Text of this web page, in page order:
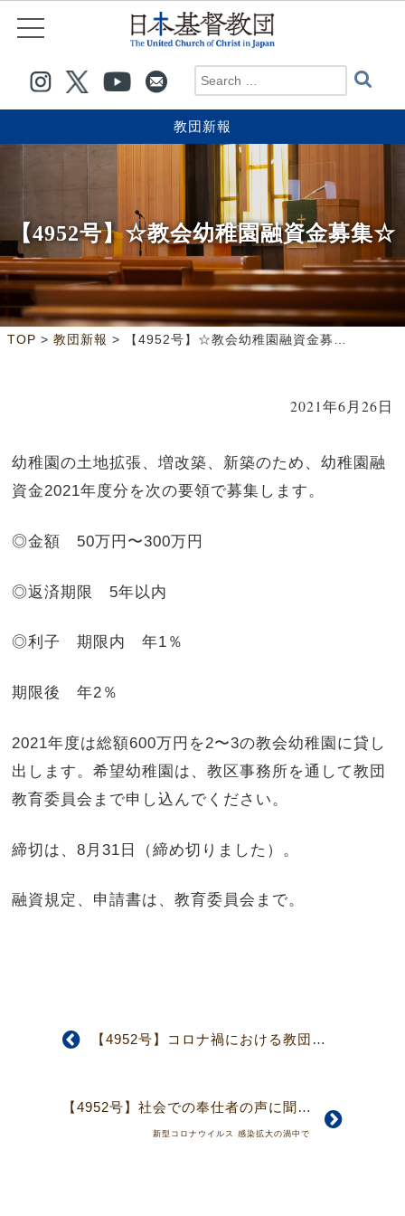
教団新報
【4952号】☆教会幼稚園融資金募集☆
TOP > 教団新報 > 【4952号】☆教会幼稚園融資金募集☆
2021年6月26日
幼稚園の土地拡張、増改築、新築のため、幼稚園融
資金2021年度分を次の要領で募集します。
◎金額 50万円〜300万円
◎返済期限 5年以内
◎利子 期限内 年1％
期限後 年2％
2021年度は総額600万円を2〜3の教会幼稚園に貸し
出します。希望幼稚園は、教区事務所を通して教団
教育委員会まで申し込んでください。
締切は、8月31日（締め切りました）。
融資規定、申請書は、教育委員会まで。
【4952号】コロナ禍における教団総会の開催について（櫻井圀郎見解要約）
【4952号】社会での奉仕者の声に聞く-社会委員会が支援した活動の中から
新型コロナウイルス 感染拡大の渦中で